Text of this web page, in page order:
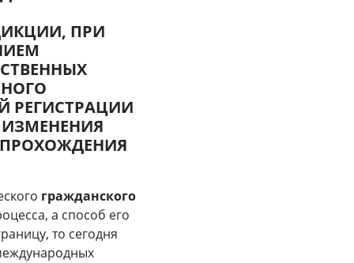
ПРИ
РЕГИСТРАЦИИ
гражданского
а способ его
то сегодня